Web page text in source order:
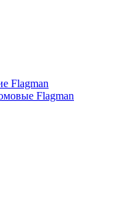
Flagman
Flagman